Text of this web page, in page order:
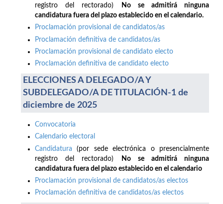
registro del rectorado)
No se admitirá ninguna
candidatura fuera del plazo establecido en el calendario.
Proclamación provisional de candidatos/as
Proclamación definitiva de candidatos/as
Proclamación provisional de candidato electo
Proclamación definitiva de candidato electo
ELECCIONES A DELEGADO/A Y
SUBDELEGADO/A DE TITULACIÓN-1 de
diciembre de 2025
Convocatoria
Calendario electoral
Candidatura (por sede electrónica o presencialmente
registro del rectorado)
No se admitirá ninguna
candidatura fuera del plazo establecido en el calendario
Proclamación provisional de candidatos/as electos
Proclamación definitiva de candidatos/as electos